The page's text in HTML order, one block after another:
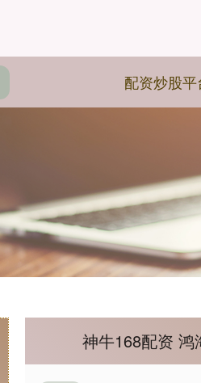
配资炒股平
神牛168配资